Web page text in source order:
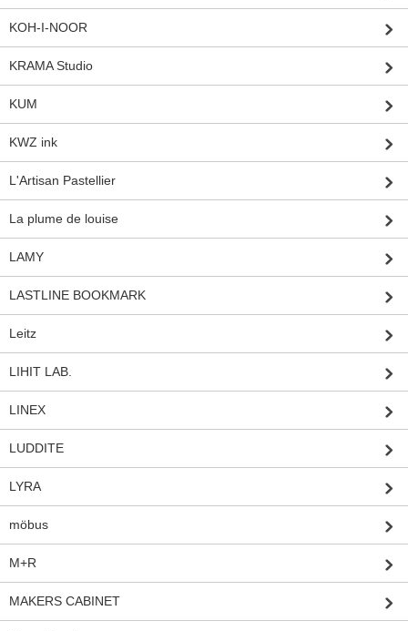
KOH-I-NOOR
KRAMA Studio
KUM
KWZ ink
L'Artisan Pastellier
La plume de louise
LAMY
LASTLINE BOOKMARK
Leitz
LIHIT LAB.
LINEX
LUDDITE
LYRA
möbus
M+R
MAKERS CABINET